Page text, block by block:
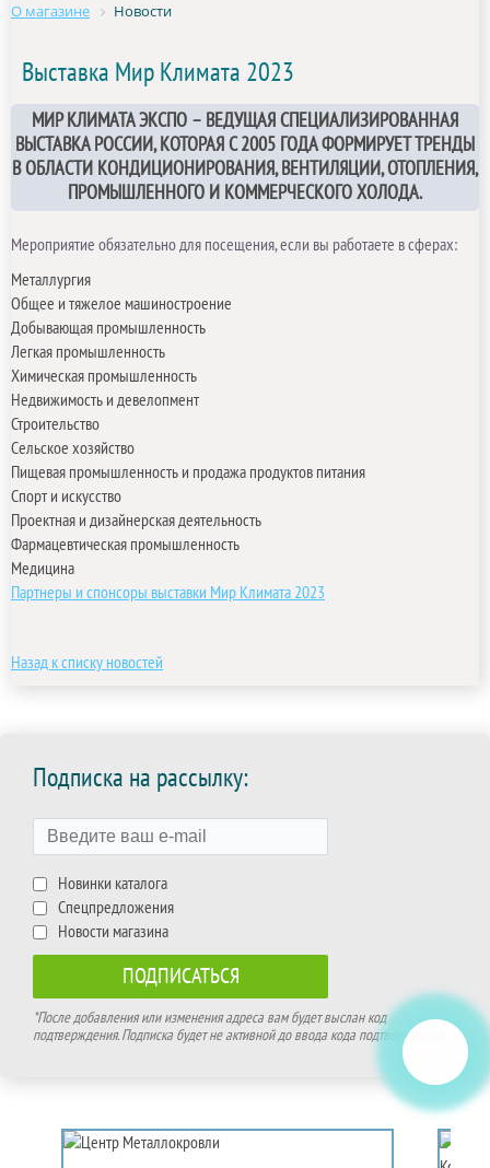
О магазине Новости
Выставка Мир Климата 2023
МИР КЛИМАТА ЭКСПО – ВЕДУЩАЯ СПЕЦИАЛИЗИРОВАННАЯ
ВЫСТАВКА РОССИИ, КОТОРАЯ С 2005 ГОДА ФОРМИРУЕТ ТРЕНДЫ
В ОБЛАСТИ КОНДИЦИОНИРОВАНИЯ, ВЕНТИЛЯЦИИ, ОТОПЛЕНИЯ,
ПРОМЫШЛЕННОГО И КОММЕРЧЕСКОГО ХОЛОДА.
Мероприятие обязательно для посещения, если вы работаете в сферах:
Металлургия
Общее и тяжелое машиностроение
Добывающая промышленность
Легкая промышленность
Химическая промышленность
Недвижимость и девелопмент
Строительство
Сельское хозяйство
Пищевая промышленность и продажа продуктов питания
Спорт и искусство
Проектная и дизайнерская деятельность
Фармацевтическая промышленность
Медицина
Партнеры и спонсоры выставки Мир Климата 2023
Назад к списку новостей
Подписка на рассылку:
Новинки каталога
Спецпредложения
Новости магазина
*После добавления или изменения адреса вам будет выслан код
подтверждения. Подписка будет не активной до ввода кода подтверждения.